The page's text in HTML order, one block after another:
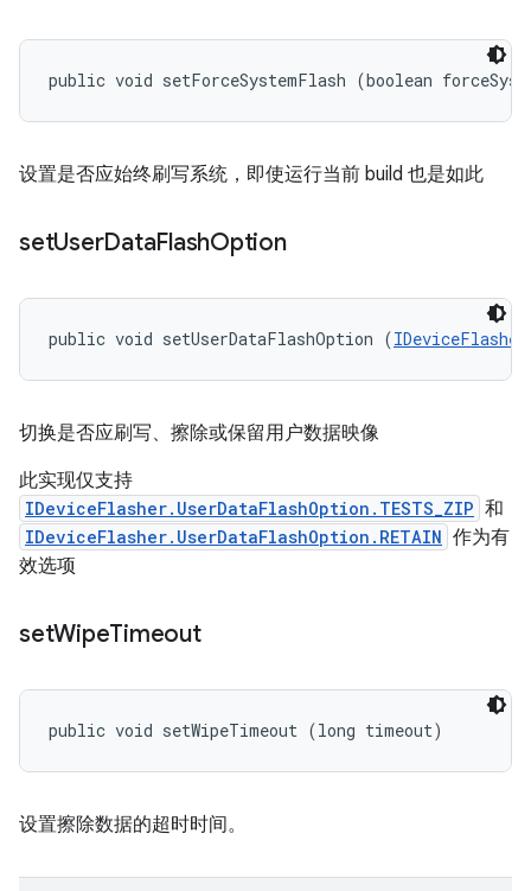
public void setForceSystemFlash (boolean
设置是否应始终刷写系统，即使运行当前 build 也是如此
setUserDataFlashOption
public void setUserDataFlashOption (
切换是否应刷写、擦除或保留用户数据映像
此实现仅支持
IDeviceFlasher.UserDataFlashOption.TESTS_ZIP 和
IDeviceFlasher.UserDataFlashOption.RETAIN 作为有
效选项
setWipeTimeout
public void setWipeTimeout (long timeout)
设置擦除数据的超时时间。